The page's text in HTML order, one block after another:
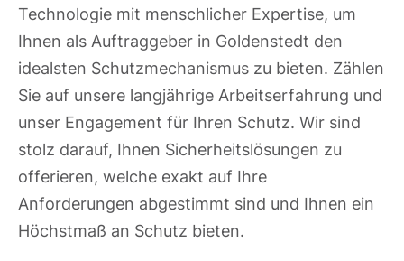
Technologie mit menschlicher Expertise, um
Ihnen als Auftraggeber in Goldenstedt den
idealsten Schutzmechanismus zu bieten. Zählen
Sie auf unsere langjährige Arbeitserfahrung und
unser Engagement für Ihren Schutz. Wir sind
stolz darauf, Ihnen Sicherheitslösungen zu
offerieren, welche exakt auf Ihre
Anforderungen abgestimmt sind und Ihnen ein
Höchstmaß an Schutz bieten.